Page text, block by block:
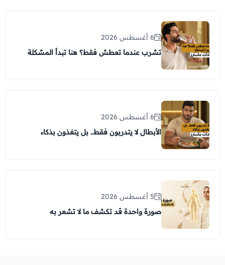
6 أغسطس 2026
تشرب عندما تعطش فقط؟ هنا تبدأ المشكلة
6 أغسطس 2026
الأبطال لا يتدربون فقط.. بل يتغذون بذكاء
5 أغسطس 2026
صورة واحدة قد تكشف ما لا تشعر به